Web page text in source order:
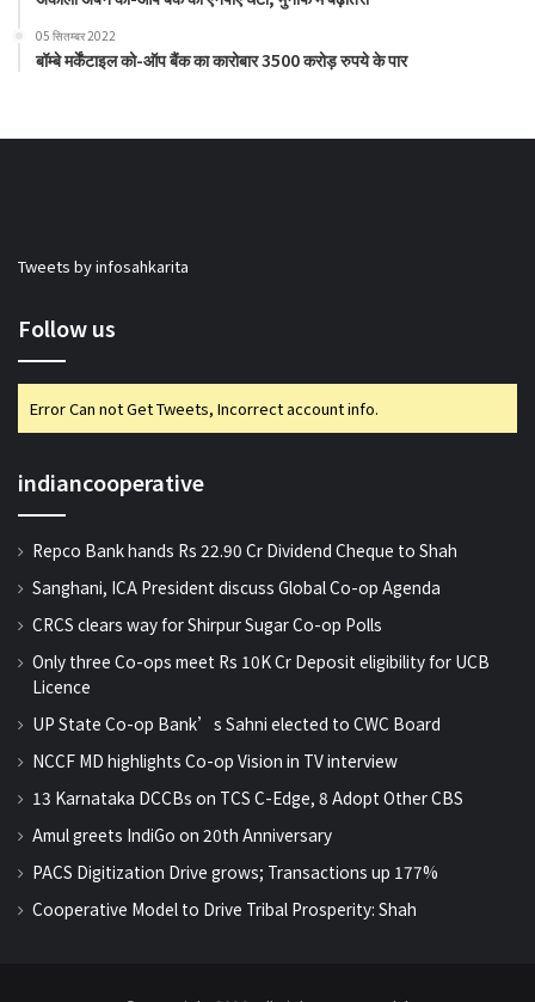
05 सितम्बर 2022
बॉम्बे मर्केंटाइल को-ऑप बैंक का कारोबार 3500 करोड़ रुपये के पार
Tweets by infosahkarita
Follow us
Error Can not Get Tweets, Incorrect account info.
indiancooperative
Repco Bank hands Rs 22.90 Cr Dividend Cheque to Shah
Sanghani, ICA President discuss Global Co-op Agenda
CRCS clears way for Shirpur Sugar Co-op Polls
Only three Co-ops meet Rs 10K Cr Deposit eligibility for UCB
Licence
UP State Co-op Bank’s Sahni elected to CWC Board
NCCF MD highlights Co-op Vision in TV interview
13 Karnataka DCCBs on TCS C-Edge, 8 Adopt Other CBS
Amul greets IndiGo on 20th Anniversary
PACS Digitization Drive grows; Transactions up 177%
Cooperative Model to Drive Tribal Prosperity: Shah